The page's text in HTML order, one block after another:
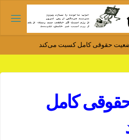
حقوقی کامل کسبت می‌کند
کامل